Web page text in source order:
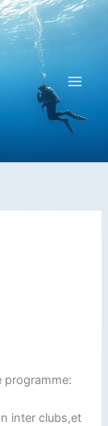
programme:
inter clubs,et